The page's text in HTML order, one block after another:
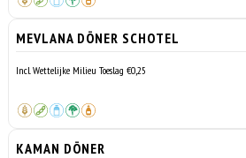
MEVLANA DÖNER SCHOTEL
Incl. Wettelijke Milieu Toeslag €0,25
KAMAN DÖNER